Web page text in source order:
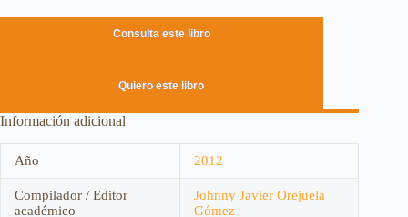
Consulta este libro
Quiero este libro
Información adicional
Año 2012
Compilador / Editor
académico
Johnny Javier Orejuela
Gómez